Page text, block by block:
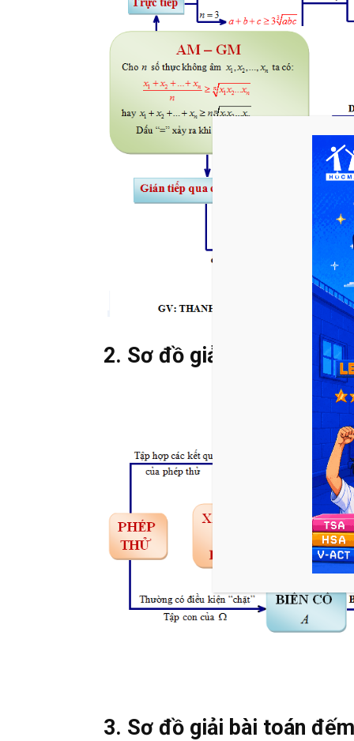
2. Sơ đồ giải bài toán xác
3. Sơ đồ giải bài toán đếm